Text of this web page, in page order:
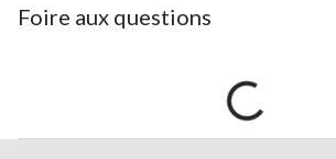
Foire aux questions